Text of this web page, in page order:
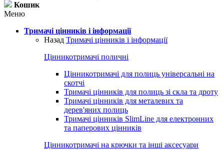
Кошик
Меню
Тримачі цінників і інформації
Назад Тримачі цінників і інформації
Цінникотримачі поличні
Цінникотримачі для полиць універсальні на
скотчі
Тримачі цінників для полиць зі скла та дроту
Тримачі цінників для металевих та
дерев'яних полиць
Тримачі цінників SlimLine для електронних
та паперових цінників
Цінникотримачі на крючки та інші аксесуари